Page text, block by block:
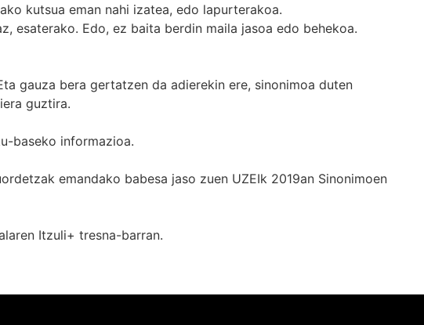
kutsua eman nahi izatea, edo lapurterakoa.
esaterako. Edo, ez baita berdin maila jasoa edo behekoa.
gauza bera gertatzen da adierekin ere, sinonimoa duten
guztira.
baseko informazioa.
emandako babesa jaso zuen UZEIk 2019an Sinonimoen
Itzuli+ tresna-barran.